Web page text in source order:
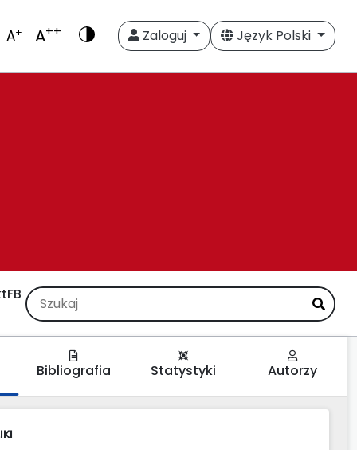
A+ A++ Zaloguj Język Polski
FB
Bibliografia Statystyki Autorzy